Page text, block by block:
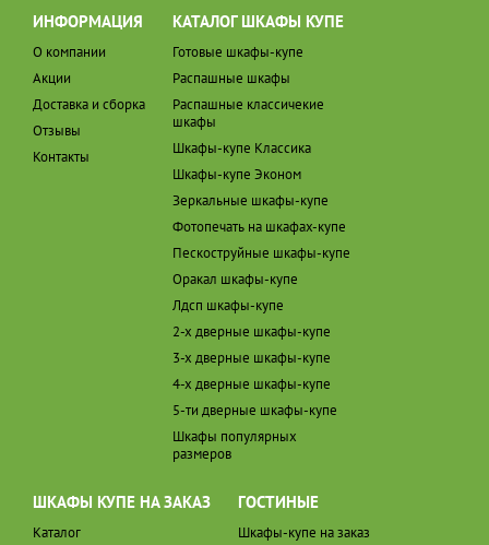
ИНФОРМАЦИЯ
О компании
Акции
Доставка и сборка
Отзывы
Контакты
КАТАЛОГ ШКАФЫ КУПЕ
Готовые шкафы-купе
Распашные шкафы
Распашные классичекие
шкафы
Шкафы-купе Классика
Шкафы-купе Эконом
Зеркальные шкафы-купе
Фотопечать на шкафах-купе
Пескоструйные шкафы-купе
Оракал шкафы-купе
Лдсп шкафы-купе
2-х дверные шкафы-купе
3-х дверные шкафы-купе
4-х дверные шкафы-купе
5-ти дверные шкафы-купе
Шкафы популярных
размеров
ШКАФЫ КУПЕ НА ЗАКАЗ
Каталог
ГОСТИНЫЕ
Шкафы-купе на заказ